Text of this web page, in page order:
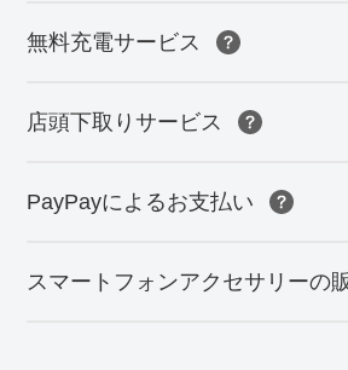
無料充電サービス
店頭下取りサービス
PayPayによるお支払い
スマートフォンアクセサリーの